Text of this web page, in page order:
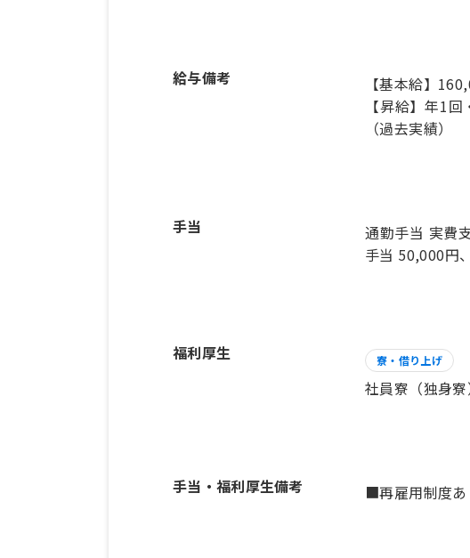
給与備考
【基本給】
【昇給】年1
（過去実績）
手当
通勤手当 実費
手当 50,000円
福利厚生 寮・借り上げ
社員寮（独身寮
手当・福利厚生備考 ■再雇用制度